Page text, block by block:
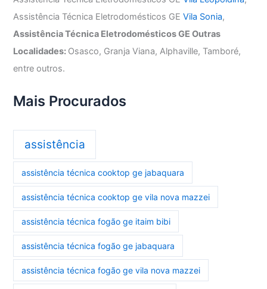
Assistência Técnica Eletrodomésticos GEVila Sonia,
Assistência Técnica Eletrodomésticos GE Outras
Localidades: Osasco, Granja Viana, Alphaville, Tamboré,
entre outros.
Mais Procurados
assistência
assistência técnica cooktop ge jabaquara
assistência técnica cooktop ge vila nova mazzei
assistência técnica fogão ge itaim bibi
assistência técnica fogão ge jabaquara
assistência técnica fogão ge vila nova mazzei